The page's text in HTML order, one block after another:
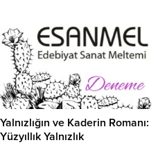
Senin gidişin...
Yalnızlığın ve Kaderin Romanı:
Yüzyıllık Yalnızlık